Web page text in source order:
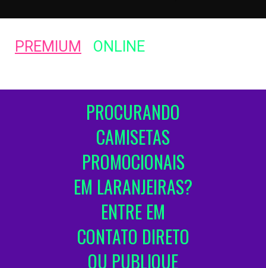
PREMIUM ONLINE
PROCURANDO
CAMISETAS
PROMOCIONAIS
EM LARANJEIRAS?
ENTRE EM
CONTATO DIRETO
OU PUBLIQUE